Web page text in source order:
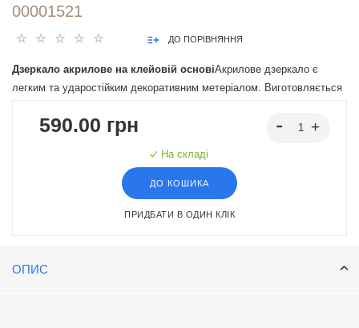
00001521
ДО ПОРІВНЯННЯ
Дзеркало акрилове на клейовій основіАкрилове дзеркало є
легким та ударостійким декоративним метеріалом. Виготовляється
Широко застосовуються в дизайні інтер'єру, виставкових стендах,
590.00 грн
На складі
ДО КОШИКА
ПРИДБАТИ В ОДИН КЛІК
ОПИС